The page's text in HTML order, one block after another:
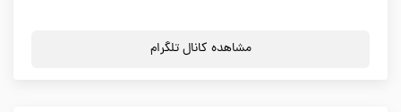
مشاهده کانال تلگرام